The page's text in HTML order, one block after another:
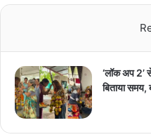
‘लॉक अप 2’
बिताया